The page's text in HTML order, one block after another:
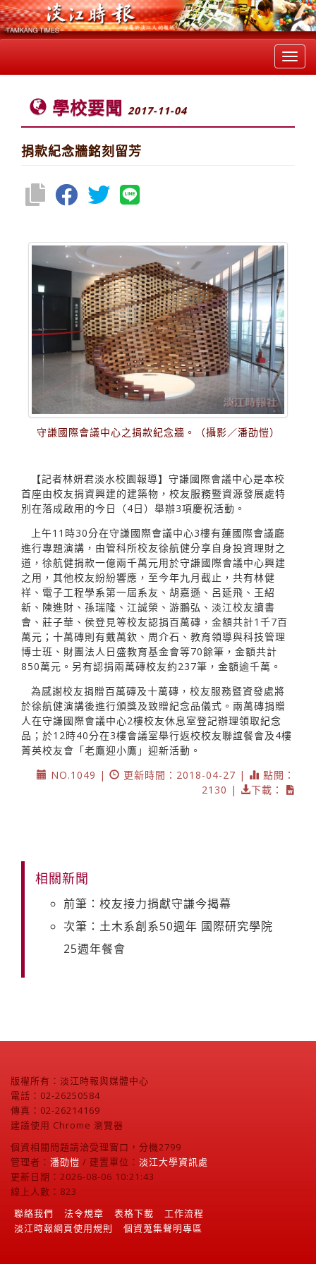
學校要聞 2017-11-04
捐款紀念牆銘刻留芳
守謙國際會議中心之捐款紀念牆。（攝影／潘劭愷）
【記者林妍君淡水校園報導】守謙國際會議中心是本校
首座由校友捐資興建的建築物，校友服務暨資源發展處特
別在落成啟用的今日（4日）舉辦3項慶祝活動。
上午11時30分在守謙國際會議中心3樓有蓮國際會議廳
進行專題演講，由管科所校友徐航健分享自身投資理財之
道，徐航健捐款一億兩千萬元用於守謙國際會議中心興建
之用，其他校友紛紛響應，至今年九月截止，共有林健
祥、電子工程學系第一屆系友、胡嘉遜、呂延飛、王紹
新、陳進財、孫瑞隆、江誠榮、游鵬弘、淡江校友讀書
會、莊子華、侯登見等校友認捐百萬磚，金額共計1千7百
萬元；十萬磚則有戴萬欽、周介石、教育領導與科技管理
博士班、財團法人日盛教育基金會等70餘筆，金額共計
850萬元。另有認捐兩萬磚校友約237筆，金額逾千萬。
為感謝校友捐贈百萬磚及十萬磚，校友服務暨資發處將
於徐航健演講後進行頒獎及致贈紀念品儀式。兩萬磚捐贈
人在守謙國際會議中心2樓校友休息室登記辦理領取紀念
品；於12時40分在3樓會議室舉行返校校友聯誼餐會及4樓
菁英校友會「老鷹迎小鷹」迎新活動。
NO.1049 |
更新時間：2018-04-27 |
點閱：
2130 |
下載：
相關新聞
前筆：校友接力捐獻守謙今揭幕
次筆：土木系創系50週年 國際研究學院
25週年餐會
版權所有：淡江時報與媒體中心
電話：02-26250584
傳真：02-26214169
建議使用 Chrome 瀏覽器
個資相關問題請洽受理窗口，分機2799
管理者： 潘劭愷 / 建置單位： 淡江大學資訊處
更新日期：2026-08-06 10:21:43
線上人數：823
聯絡我們
法令規章 表格下載
工作流程
淡江時報網頁使用規則
個資蒐集聲明專區